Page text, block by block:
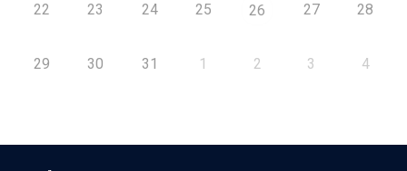
22 23 24 25 26 27 28
29 30 31 1 2 3 4